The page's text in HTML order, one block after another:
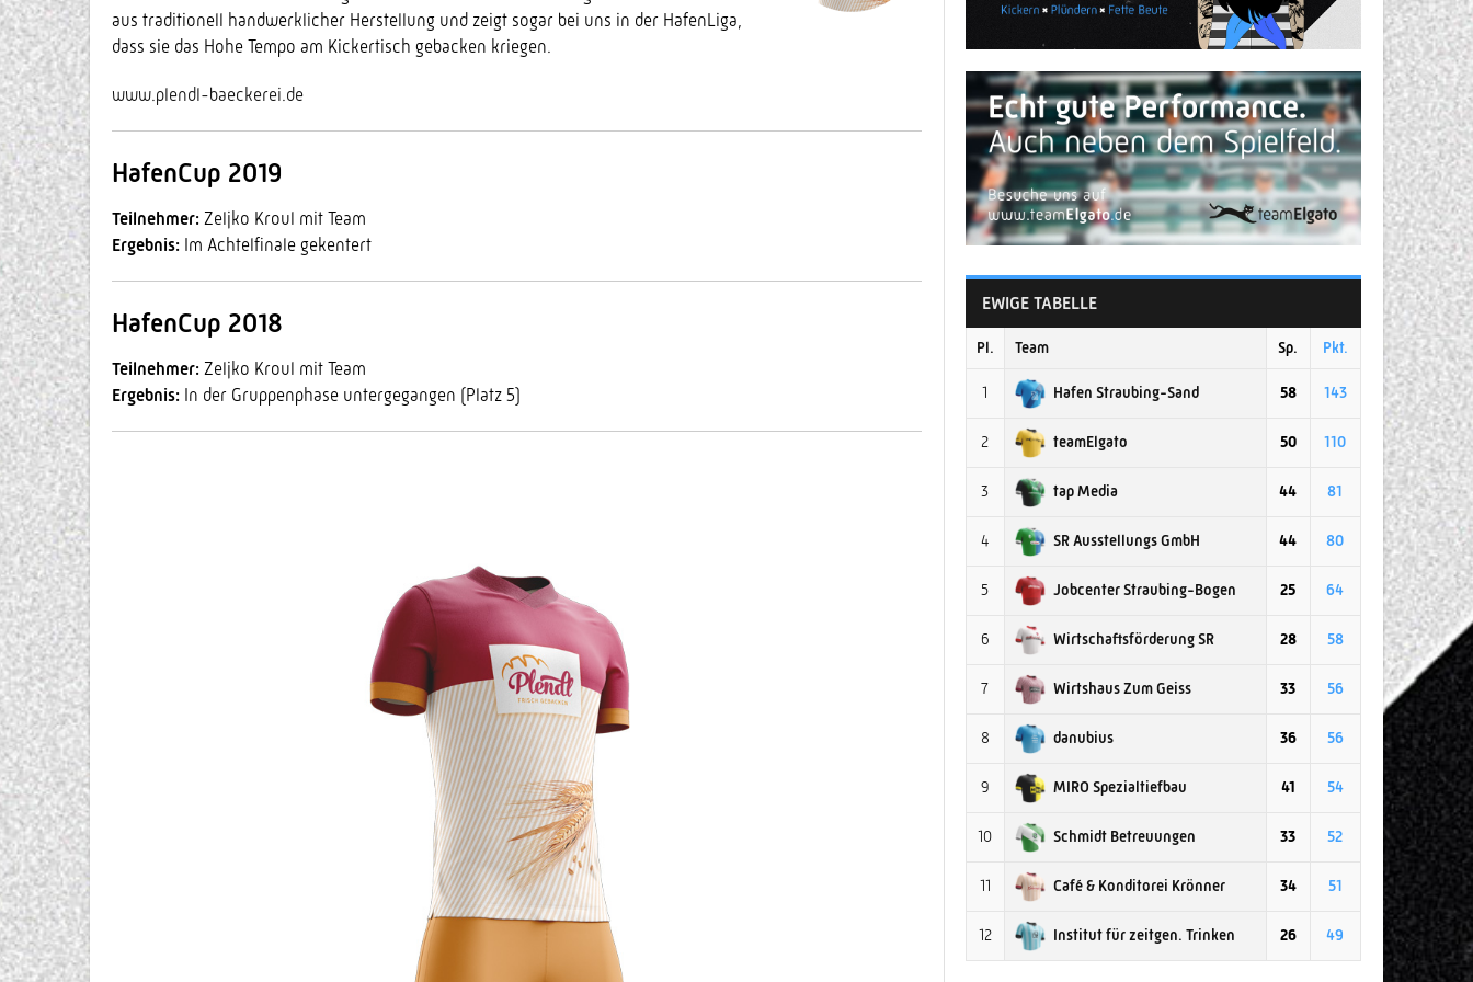
aus traditionell handwerklicher Herstellung und zeigt sogar bei uns in der HafenLiga,
dass sie das Hohe Tempo am Kickertisch gebacken kriegen.
www.plendl-baeckerei.de
HafenCup 2019
Teilnehmer: Zeljko Kroul mit Team
Ergebnis: Im Achtelfinale gekentert
HafenCup 2018
Teilnehmer: Zeljko Kroul mit Team
Ergebnis: In der Gruppenphase untergegangen (Platz 5)
EWIGE TABELLE
Pl. Team Sp. Pkt.
1 Hafen Straubing-Sand 58 143
2 teamElgato 50 110
3 tap Media 44 81
4 SR Ausstellungs GmbH 44 80
5 Jobcenter Straubing-Bogen 25 64
6 Wirtschaftsförderung SR 28 58
7 Wirtshaus Zum Geiss 33 56
8 danubius 36 56
9 MIRO Spezialtiefbau 41 54
10 Schmidt Betreuungen 33 52
11 Café & Konditorei Krönner 34 51
12 Institut für zeitgen. Trinken 26 49